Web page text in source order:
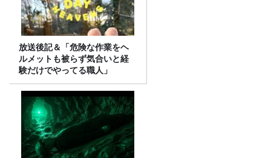
放送後記＆「危険な作業をヘ
ルメットも被らず気合いと経
験だけでやってる職人」